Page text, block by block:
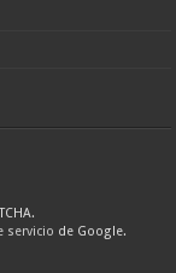
servicio de Google.